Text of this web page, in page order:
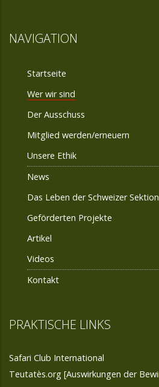
NAVIGATION
Startseite
Wer wir sind
Der Ausschuss
Mitglied werden/erneuern
Unsere Ethik
News
Das Leben der Schweizer Sektion
Geförderten Projekte
Artikel
Videos
Kontakt
PRAKTISCHE LINKS
Safari Club International
Teutatès.org [Auswirkungen der